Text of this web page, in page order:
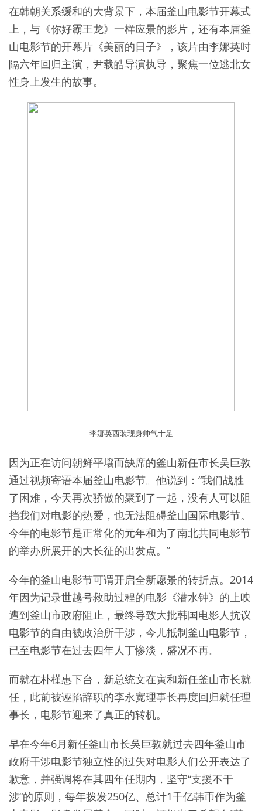
在韩朝关系缓和的大背景下，本届釜山电影节开幕式
上，与《你好霸王龙》一样应景的影片，还有本届釜
山电影节的开幕片《美丽的日子》，该片由李娜英时
隔六年回归主演，尹载皓导演执导，聚焦一位逃北女
性身上发生的故事。
李娜英西装现身帅气十足
因为正在访问朝鲜平壤而缺席的釜山新任市长吴巨敦
通过视频寄语本届釜山电影节。他说到：“我们战胜
了困难，今天再次骄傲的聚到了一起，没有人可以阻
挡我们对电影的热爱，也无法阻碍釜山国际电影节。
今年的电影节是正常化的元年和为了南北共同电影节
的举办所展开的大长征的出发点。”
今年的釜山电影节可谓开启全新愿景的转折点。2014
年因为记录世越号救助过程的电影《潜水钟》的上映
遭到釜山市政府阻止，最终导致大批韩国电影人抗议
电影节的自由被政治所干涉，今儿抵制釜山电影节，
已至电影节在过去四年人丁惨淡，盛况不再。
而就在朴槿惠下台，新总统文在寅和新任釜山市长就
任，此前被诬陷辞职的李永宽理事长再度回归就任理
事长，电影节迎来了真正的转机。
早在今年6月新任釜山市长吳巨敦就过去四年釜山市
政府干涉电影节独立性的过失对电影人们公开表达了
歉意，并强调将在其四年任期内，坚守“支援不干
涉“的原则，每年拨发250亿、总计1千亿韩币作为釜